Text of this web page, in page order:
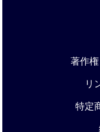
著作
リ
特定